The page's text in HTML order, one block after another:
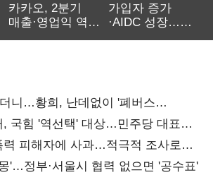
카카오, 2분기
매출·영업익 역대
가입자 증가
·AIDC 성장…
니…황희, 난데없이 '폐버스
, 국힘 '역선택' 대상…민주당 대표로
력 피해자에 사과…적극적 조사로
'…정부·서울시 협력 없으면 '공수표'